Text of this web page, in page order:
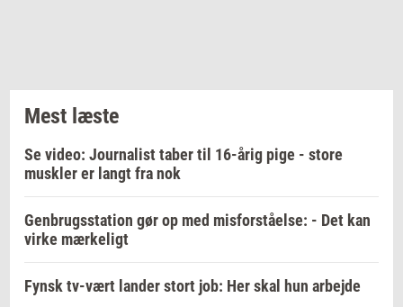
Mest læste
Se video: Journalist taber til 16-årig pige - store
muskler er langt fra nok
Genbrugsstation gør op med misforståelse: - Det kan
virke mærkeligt
Fynsk tv-vært lander stort job: Her skal hun arbejde